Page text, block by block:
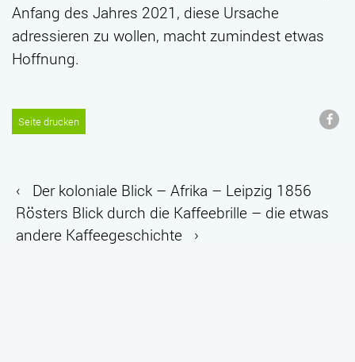
Anfang des Jahres 2021, diese Ursache
adressieren zu wollen, macht zumindest etwas
Hoffnung.
Seite drucken
‹
Der koloniale Blick – Afrika – Leipzig 1856
Rösters Blick durch die Kaffeebrille – die etwas
andere Kaffeegeschichte
›